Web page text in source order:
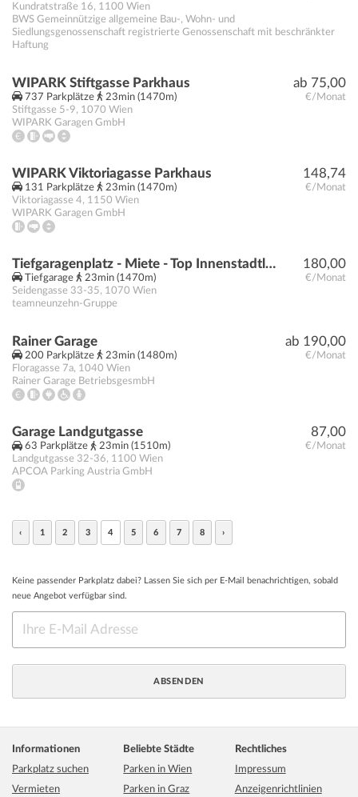
Kundratstraße 16, 1100 Wien
BWS Gemeinnützige allgemeine Bau-, Wohn- und
Siedlungsgenossenschaft registrierte Genossenschaft mit beschränkter
Haftung
ab 75,00
€/Monat
WIPARK Stiftgasse Parkhaus
737 Parkplätze
23min (1470m)
Stiftgasse 5-9, 1070 Wien
WIPARK Garagen GmbH
148,74
€/Monat
WIPARK Viktoriagasse Parkhaus
131 Parkplätze
23min (1470m)
Viktoriagasse 4, 1150 Wien
WIPARK Garagen GmbH
180,00
€/Monat
Tiefgaragenplatz - Miete - Top Innenstadtlage!
Tiefgarage
23min (1470m)
Seidengasse 33-35, 1070 Wien
teamneunzehn-Gruppe
ab 190,00
€/Monat
Rainer Garage
200 Parkplätze
23min (1480m)
Floragasse 7a, 1040 Wien
Rainer Garage BetriebsgesmbH
87,00
€/Monat
Garage Landgutgasse
63 Parkplätze
23min (1510m)
Landgutgasse 32-36, 1100 Wien
APCOA Parking Austria GmbH
‹ 1 2 3 4 5 6 7 8 ›
Keine passender Parkplatz dabei? Lassen Sie sich per E-Mail benachrichtigen, sobald
neue Angebot verfügbar sind.
Informationen
Parkplatz suchen
Vermieten
Beliebte Städte
Parken in Wien
Parken in Graz
Rechtliches
Impressum
Anzeigenrichtlinien